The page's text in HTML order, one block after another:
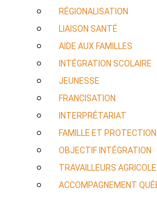
RÉGIONALISATION
LIAISON SANTÉ
AIDE AUX FAMILLES
INTÉGRATION SCOLAIRE
JEUNESSE
FRANCISATION
INTERPRÉTARIAT
FAMILLE ET
OBJECTIF INTÉGRATION
TRAVAILLEURS
ACCOMPAGNEMENT